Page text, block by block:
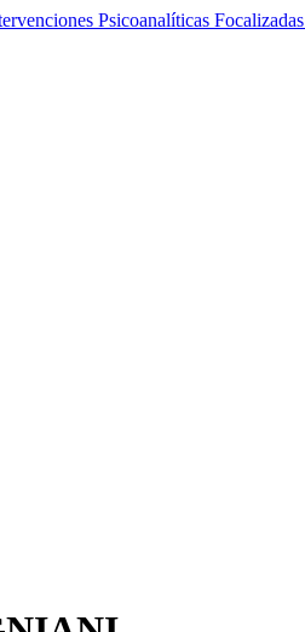
Psicoanalíticas Focalizadas